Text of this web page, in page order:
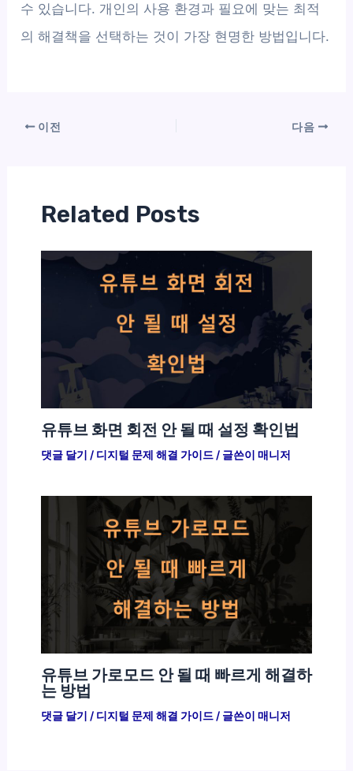
수 있습니다. 개인의 사용 환경과 필요에 맞는 최적
의 해결책을 선택하는 것이 가장 현명한 방법입니다.
이전 다음
Related Posts
유튜브 화면 회전 안 될 때 설정 확인법
댓글 달기 / 디지털 문제 해결 가이드/ 글쓴이 매니저
유튜브 가로모드 안 될 때 빠르게 해결하
는 방법
댓글 달기 / 디지털 문제 해결 가이드/ 글쓴이 매니저